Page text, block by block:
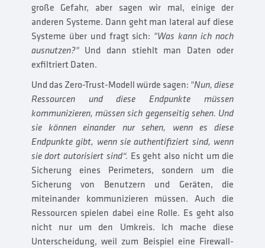
große Gefahr, aber sagen wir mal, einige der
anderen Systeme. Dann geht man lateral auf diese
Systeme über und fragt sich: "Was kann ich noch
ausnutzen?"Und dann stiehlt man Daten oder
exfiltriert Daten.
Und das Zero-Trust-Modell würde sagen: "Nun, diese
Ressourcen und diese Endpunkte müssen
kommunizieren, müssen sich gegenseitig sehen. Und
sie können einander nur sehen, wenn es diese
Endpunkte gibt, wenn sie authentifiziert sind, wenn
sie dort autorisiert sind“. Es geht also nicht um die
Sicherung eines Perimeters, sondern um die
Sicherung von Benutzern und Geräten, die
miteinander kommunizieren müssen. Auch die
Ressourcen spielen dabei eine Rolle. Es geht also
nicht nur um den Umkreis. Ich mache diese
Unterscheidung, weil zum Beispiel eine Firewall-